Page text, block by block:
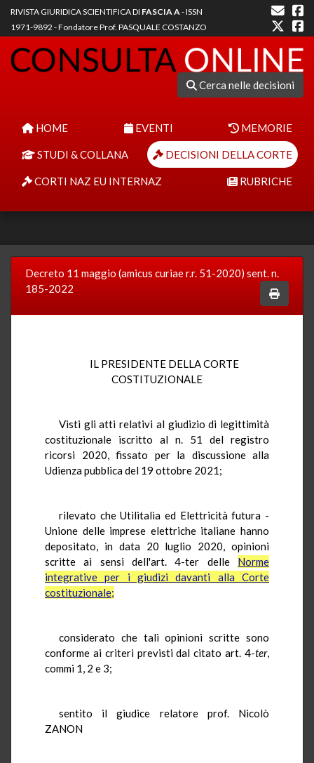
RIVISTA GIURIDICA SCIENTIFICA DI FASCIA A- ISSN
1971-9892 - Fondatore Prof. PASQUALE COSTANZO
Cerca nelle decisioni
HOME EVENTI MEMORIE
STUDI & COLLANA DECISIONI DELLA CORTE
CORTI NAZ EU INTERNAZ RUBRICHE
Decreto 11 maggio (amicus curiae r.r. 51-2020) sent. n.
185-2022
IL PRESIDENTE DELLA CORTE
COSTITUZIONALE
Visti gli atti relativi al giudizio di legittimità
costituzionale iscritto al n. 51 del registro
ricorsi 2020, fissato per la discussione alla
Udienza pubblica del 19 ottobre 2021;
rilevato che Utilitalia ed Elettricità futura -
Unione delle imprese elettriche italiane hanno
depositato, in data 20 luglio 2020, opinioni
scritte ai sensi dell'art. 4-ter delle Norme
integrative per i giudizi davanti alla Corte
costituzionale;
considerato che tali opinioni scritte sono
conforme ai criteri previsti dal citato art. 4-ter,
commi 1, 2 e 3;
sentito il giudice relatore prof. Nicolò
ZANON